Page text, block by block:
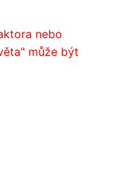
nebo
může být